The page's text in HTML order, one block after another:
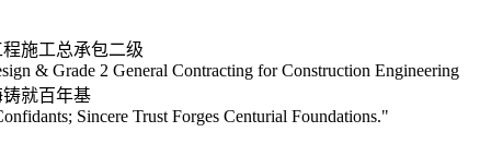
施工总承包二级
& Grade 2 General Contracting for Construction Engineering
铸就百年基
Sincere Trust Forges Centurial Foundations."